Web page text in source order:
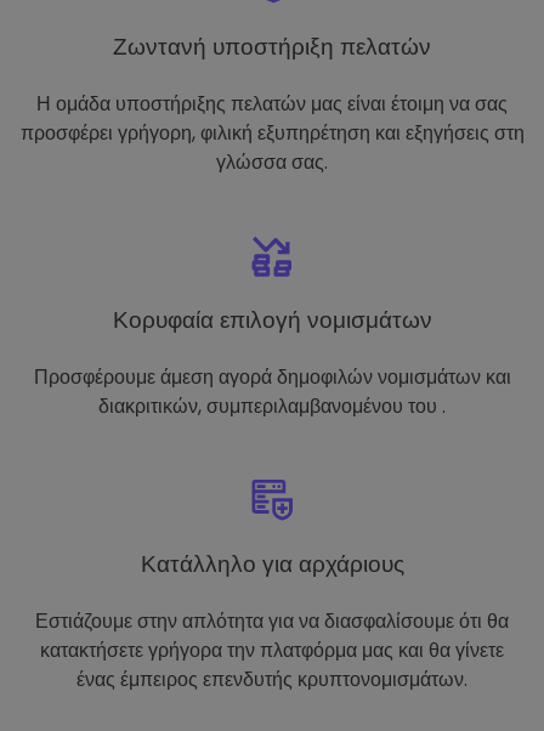
Ζωντανή υποστήριξη πελατών
Η ομάδα υποστήριξης πελατών μας είναι έτοιμη να σας
προσφέρει γρήγορη, φιλική εξυπηρέτηση και εξηγήσεις στη
γλώσσα σας.
Κορυφαία επιλογή νομισμάτων
Προσφέρουμε άμεση αγορά δημοφιλών νομισμάτων και
διακριτικών, συμπεριλαμβανομένου του .
Κατάλληλο για αρχάριους
Εστιάζουμε στην απλότητα για να διασφαλίσουμε ότι θα
κατακτήσετε γρήγορα την πλατφόρμα μας και θα γίνετε
ένας έμπειρος επενδυτής κρυπτονομισμάτων.